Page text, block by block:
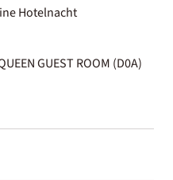
Hotelnacht
GUEST ROOM (D0A)